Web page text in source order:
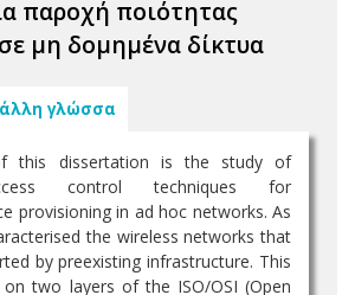
παροχή ποιότητας
μη δομημένα δίκτυα
γλώσσα
this dissertation is the study of
control techniques for
provisioning in ad hoc networks. As
the wireless networks that
by preexisting infrastructure. This
two layers of the ISO/OSI (Open